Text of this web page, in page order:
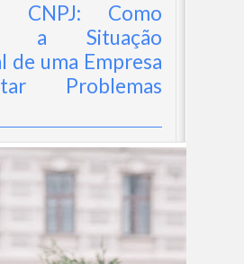
CNPJ: Como
a Situação
de uma Empresa
Problemas